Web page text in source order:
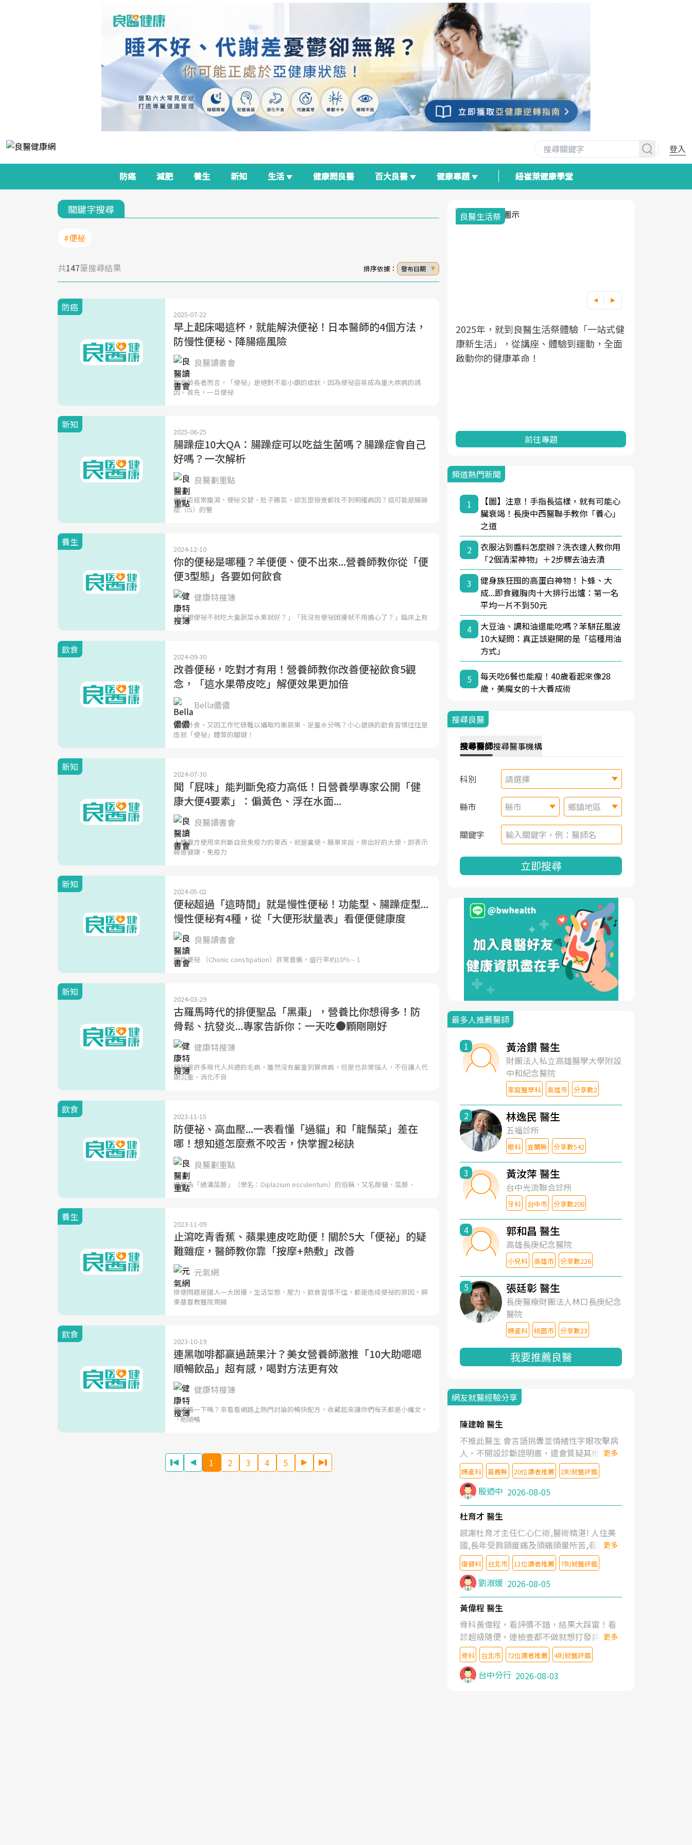
登入
防癌 減肥 養生 新知 生活 健康問良醫 百大良醫 健康專題 紐崔萊健康學堂
關鍵字搜尋
#便祕
共147筆搜尋結果 排序依據： 發布日期
防癌
2025-07-22
早上起床喝這杯，就能解決便祕！日本醫師的4個方法，
防慢性便秘、降腸癌風險
良醫讀書會
對高齡長者而言，「便祕」是絕對不能小覷的症狀，因為便祕容易成為重大疾病的誘
因。首先，一旦便祕
新知
2025-06-25
腸躁症10大QA：腸躁症可以吃益生菌嗎？腸躁症會自己
好嗎？一次解析
良醫劃重點
你是否經常腹瀉、便秘交替、肚子脹氣，卻怎麼檢查都找不到明確病因？這可能是腸躁
症（IS）的警
養生
2024-12-10
你的便秘是哪種？羊便便、便不出來...營養師教你從「便
便3型態」各要如何飲食
健康特搜簿
「不想便祕不就吃大量蔬菜水果就好？」「我沒有便祕困擾就不用擔心了？」臨床上有
飲食
2024-09-30
改善便秘，吃對才有用！營養師教你改善便祕飲食5觀
念，「這水果帶皮吃」解便效果更加倍
Bella儂儂
餐餐外食，又因工作忙碌難以攝取均衡蔬果、足量水分嗎？小心錯誤的飲食習慣往往是
造就「便祕」體質的關鍵！
新知
2024-07-30
聞「屁味」能判斷免疫力高低！日營養學專家公開「健
康大便4要素」：偏黃色、浮在水面...
良醫讀書會
人體最方便用來判斷自我免疫力的東西，就是糞便。簡單來說，排出好的大便，即表示
腸道健康、免疫力
新知
2024-05-02
便秘超過「這時間」就是慢性便秘！功能型、腸躁症型...
慢性便秘有4種，從「大便形狀量表」看便便健康度
良醫讀書會
慢性便祕 （Chonic constipation）非常普遍，盛行率約10％∼ 1
新知
2024-03-29
古羅馬時代的排便聖品「黑棗」，營養比你想得多！防
骨鬆、抗發炎...專家告訴你：一天吃●顆剛剛好
健康特搜簿
便祕是許多現代人共通的毛病，雖然沒有嚴重到算疾病，但是也非常惱人，不但讓人代
謝沉重、消化不良
飲食
2023-11-15
防便祕、高血壓...一表看懂「過貓」和「龍鬚菜」差在
哪！想知道怎麼煮不咬舌，快掌握2秘訣
良醫劃重點
過貓為「過溝菜蕨」（學名：Diplazium esculentum）的俗稱，又名蕨貓、菜蕨、
養生
2023-11-09
止瀉吃青香蕉、蘋果連皮吃助便！關於5大「便祕」的疑
難雜症，醫師教你靠「按摩+熱敷」改善
元氣網
排便問題是國人一大困擾，生活型態、壓力、飲食習慣不佳，都是造成便祕的原因。屏
東基督教醫院胃腸
飲食
2023-10-19
連黑咖啡都贏過蔬果汁？美女營養師激推「10大助嗯嗯
順暢飲品」超有感，喝對方法更有效
健康特搜簿
想通暢一下嗎？來看看網路上熱門討論的暢快配方，收藏起來讓你們每天都是小纖女。
「助順暢
1 2 3 4 5
面對超高齡社會的浪潮，台灣正在快速邁
向「健康照護」的新時代。隨著國家政策
心議題。然而，健檢不只是醫療院所的服
前往專題
良醫生活祭
2025年，就到良醫生活祭體驗「一站式健
康新生活」，從講座、體驗到運動，全面
前往專題
我與健康韌性的距離
良醫健康網從「換季的身體變化」出發，
透過醫學觀點與日常感受的對話，建立對
亞健康的認知，進而引導實際的改善行
前往專題
頻道熱門新聞
1
【圖】注意！手指長這樣，就有可能心
臟衰竭！長庚中西醫聯手教你「養心」
之道
2
衣服沾到醬料怎麼辦？洗衣達人教你用
「2個清潔神物」＋2步驟去油去漬
3
健身族狂囤的高蛋白神物！卜蜂、大
成...即食雞胸肉十大排行出爐：第一名
平均一片不到50元
4
大豆油、調和油還能吃嗎？苯駢芘風波
10大疑問：真正該避開的是「這種用油
方式」
5
每天吃6餐也能瘦！40歲看起來像28
歲，美魔女的十大養成術
搜尋良醫
搜尋醫師搜尋醫事機構
科別 請選擇
縣市 縣市 鄉鎮地區
關鍵字
立即搜尋
最多人推薦醫師
1 黃洽鑽 醫生
財團法人私立高雄醫學大學附設
中和紀念醫院
家庭醫學科 高雄市 分享數2
2 林逸民 醫生
五福診所
眼科 宜蘭縣 分享數542
3 黃汝萍 醫生
台中光流聯合診所
牙科 台中市 分享數208
4 郭和昌 醫生
高雄長庚紀念醫院
小兒科 高雄市 分享數226
5 張廷彰 醫生
長庚醫療財團法人林口長庚紀念
醫院
婦產科 桃園市 分享數23
我要推薦良醫
網友就醫經驗分享
陳建翰 醫生
不推此醫生 會言語挑釁並情緒性字眼攻擊病
人，不開設診斷證明書，還會質疑其他醫生
的判斷！
更多
婦產科 嘉義縣 20位讀者推薦 2則就醫評鑑
殷迺中 2026-08-05
杜育才 醫生
感謝杜育才主任仁心仁術,醫術精湛! 人住美
國,長年受肩頸痠痛及頭痛頭暈所苦,看遍名醫
教授,做了各種檢查,也嘗試過西醫打針,中醫
針灸及物理徒手治療都沒有用,後來連吃到嗎
啡類止痛藥都效果有限,只是壓症狀,沒多久就
痛起來,多年失眠嚴重影響生活品質. 台灣親
友介紹忠孝醫院杜育才主任是頸頭症候群專
家,上網搜尋杜主任相關文章新聞跟網路評價
之後,下定決心飛回台北找杜醫師診治. 杜主
任的乾針跟增生治療真的很厲害,第一次乾針
就覺得整個肩頸鬆開,回家特別好睡,經過幾次
治療,長年頑疾已經好了大半,杜主任除了打針
超厲害,還會一直交代要改善姿勢跟好好做運
更多
復健科 台北市 11位讀者推薦 7則就醫評鑑
劉淑媛 2026-08-05
黃偉程 醫生
骨科黃偉程，看評價不錯，結果大踩雷！看
診超級隨便，連檢查都不做就想打發病人，
還好大的官威 ... 想詢問病情還被陰陽怪氣嘲
諷一番。可能好評帶來的大頭症，變得自負
不尊重病人。醫術也不行，畢竟連檢查都懶
得做，治療會有用才怪。大家避雷吧！
更多
骨科 台北市 72位讀者推薦 4則就醫評鑑
台中分行 2026-08-03